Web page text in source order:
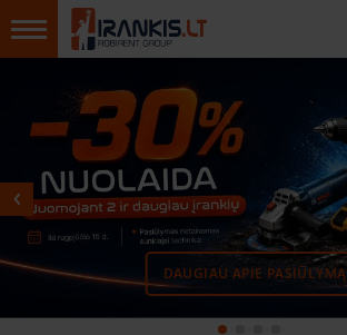
DAUGIAU APIE PASIŪLYMĄ
SUSISIEKITE
MŪSŲ PADALINIAI